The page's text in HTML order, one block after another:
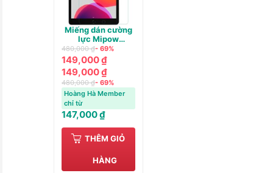
Miếng dán cường
lực Mipow
Kingbull Premium
HD (2.7D) for iPad
10.2 inch
480,000 ₫- 69%
149,000 ₫
149,000 ₫
480,000 ₫- 69%
Hoàng Hà Member
chỉ từ
147,000 ₫
THÊM GIỎ
HÀNG